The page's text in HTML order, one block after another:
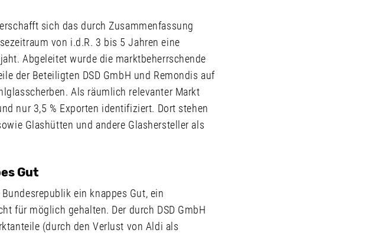
sich das durch Zusammenfassung
von i.d.R. 3 bis 5 Jahren eine
Abgeleitet wurde die marktbeherrschende
der Beteiligten DSD GmbH und Remondis auf
Als räumlich relevanter Markt
nur 3,5 % Exporten identifiziert. Dort stehen
Glashütten und andere Glashersteller als
Gut
ein knappes Gut, ein
für möglich gehalten. Der durch DSD GmbH
(durch den Verlust von Aldi als